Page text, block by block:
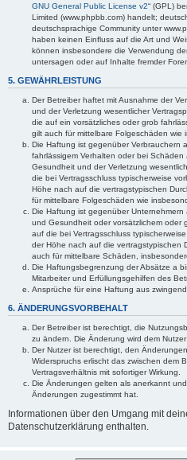
GNU General Public License v2“ (GPL)
Limited (www.phpbb.com) handelt;
deutschsprachige Community unter
haben keinen Einfluss auf die Art und
können insbesondere die Verwendung
untersagen oder auf Inhalte fremder
5. GEWÄHRLEISTUNG
Der Betreiber haftet mit Ausnahme der
und der Verletzung wesentlicher
die auf ein vorsätzliches oder grob
gilt auch für mittelbare Folgeschäden wie
Die Haftung ist gegenüber Verbrauchern
fahrlässigem Verhalten oder bei
Gesundheit und der Verletzung
die bei Vertragsschluss typischerweise
Höhe nach auf die vertragstypischen
für mittelbare Folgeschäden wie
Die Haftung ist gegenüber
und Gesundheit oder vorsätzlichem oder
auf die bei Vertragsschluss
der Höhe nach auf die vertragstypischen
auch für mittelbare Schäden,
Die Haftungsbegrenzung der Absätze a
Mitarbeiter und Erfüllungsgehilfen des
Ansprüche für eine Haftung aus
6. ÄNDERUNGSVORBEHALT
Der Betreiber ist berechtigt, die
zu ändern. Die Änderung wird dem Nutzer
Der Nutzer ist berechtigt, den
Widerspruchs erlischt das zwischen dem
Vertragsverhältnis mit sofortiger Wirkung.
Die Änderungen gelten als anerkannt
Änderungen zugestimmt hat.
Informationen über den Umgang mit
Datenschutzerklärung enthalten.